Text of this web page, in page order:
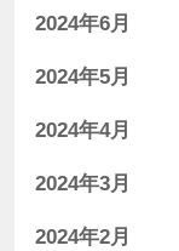
2024年6月
2024年5月
2024年4月
2024年3月
2024年2月